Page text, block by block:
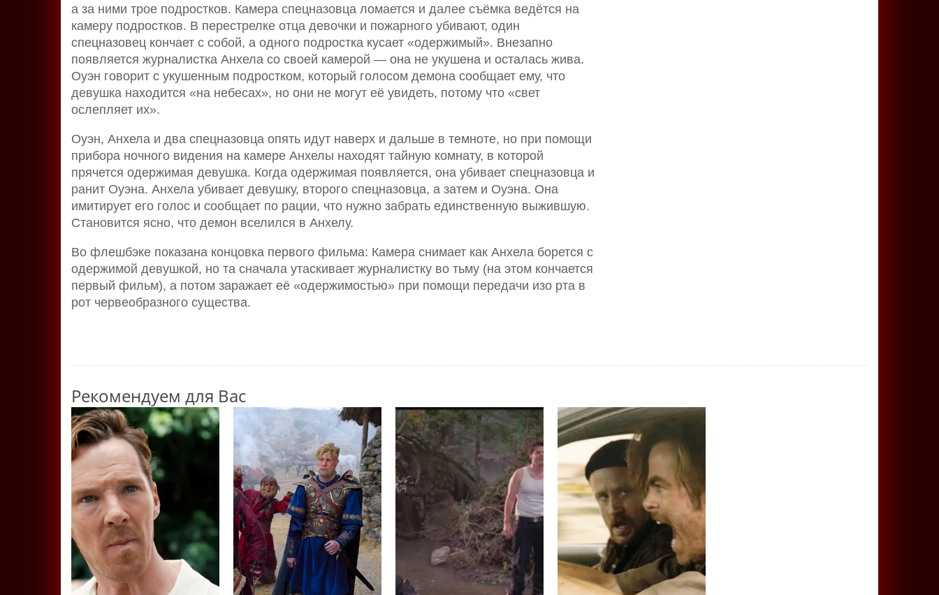
а за ними трое подростков. Камера спецназовца ломается и далее съёмка ведётся на
камеру подростков. В перестрелке отца девочки и пожарного убивают, один
спецназовец кончает с собой, а одного подростка кусает «одержимый». Внезапно
появляется журналистка Анхела со своей камерой — она не укушена и осталась жива.
Оуэн говорит с укушенным подростком, который голосом демона сообщает ему, что
девушка находится «на небесах», но они не могут её увидеть, потому что «свет
ослепляет их».
Оуэн, Анхела и два спецназовца опять идут наверх и дальше в темноте, но при помощи
прибора ночного видения на камере Анхелы находят тайную комнату, в которой
прячется одержимая девушка. Когда одержимая появляется, она убивает спецназовца и
ранит Оуэна. Анхела убивает девушку, второго спецназовца, а затем и Оуэна. Она
имитирует его голос и сообщает по рации, что нужно забрать единственную выжившую.
Становится ясно, что демон вселился в Анхелу.
Во флешбэке показана концовка первого фильма: Камера снимает как Анхела борется с
одержимой девушкой, но та сначала утаскивает журналистку во тьму (на этом кончается
первый фильм), а потом заражает её «одержимостью» при помощи передачи изо рта в
рот червеобразного существа.
Рекомендуем для Вас